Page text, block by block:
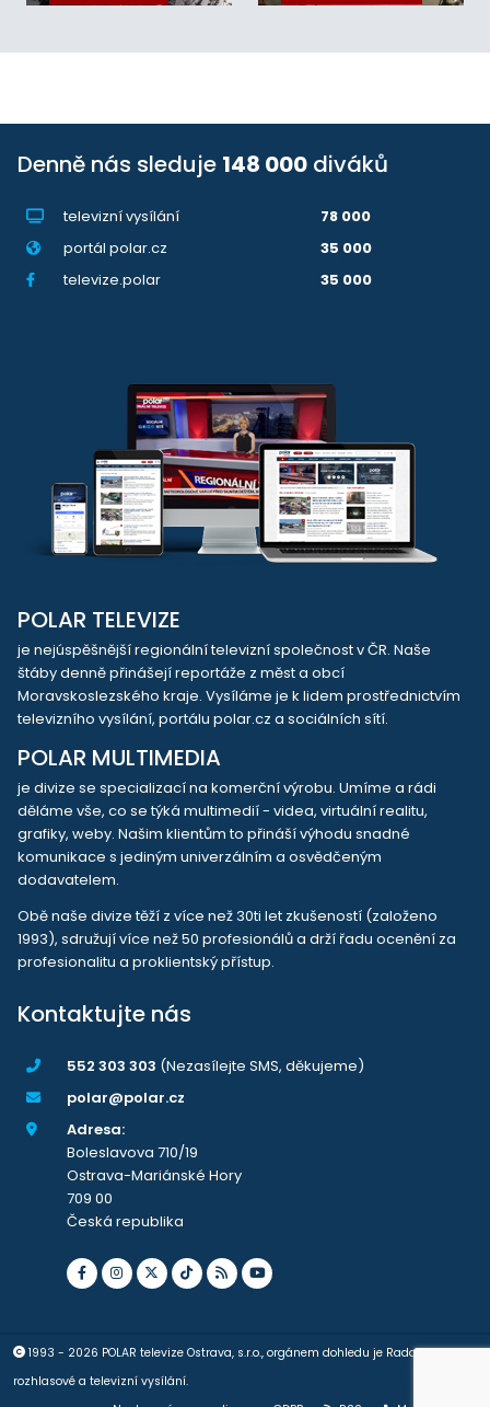
Denně nás sleduje 148 000 diváků
televizní vysílání
78 000
portál polar.cz
35 000
televize.polar
35 000
POLAR TELEVIZE
je nejúspěšnější regionální televizní společnost v ČR. Naše
štáby denně přinášejí reportáže z měst a obcí
Moravskoslezského kraje. Vysíláme je k lidem prostřednictvím
televizního vysílání, portálu polar.cz a sociálních sítí.
POLAR MULTIMEDIA
je divize se specializací na komerční výrobu. Umíme a rádi
děláme vše, co se týká multimedií - videa, virtuální realitu,
grafiky, weby. Našim klientům to přináší výhodu snadné
komunikace s jediným univerzálním a osvědčeným
dodavatelem.
Obě naše divize těží z více než 30ti let zkušeností (založeno
1993), sdružují více než 50 profesionálů a drží řadu ocenění za
profesionalitu a proklientský přístup.
Kontaktujte nás
552 303 303 (Nezasílejte SMS, děkujeme)
polar@polar.cz
Adresa:
Boleslavova 710/19
Ostrava-Mariánské Hory
709 00
Česká republika
1993 - 2026 POLAR televize Ostrava, s.r.o., orgánem dohledu je Rada pro
rozhlasové a televizní vysílání.